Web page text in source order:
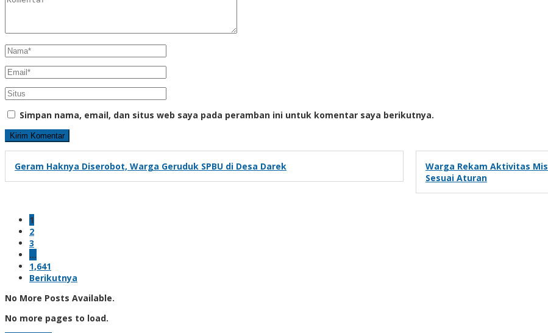
Simpan nama, email, dan situs web saya pada peramban ini untuk komentar saya berikutnya.
Geram Haknya Diserobot, Warga Geruduk SPBU di Desa Darek
Warga Rekam Aktivitas
Sesuai Aturan
1
2
3
…
1,641
Berikutnya
No More Posts Available.
No more pages to load.